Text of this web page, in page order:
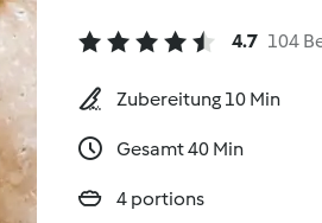
4.7 104
Zubereitung 10 Min
Gesamt 40 Min
4 portions